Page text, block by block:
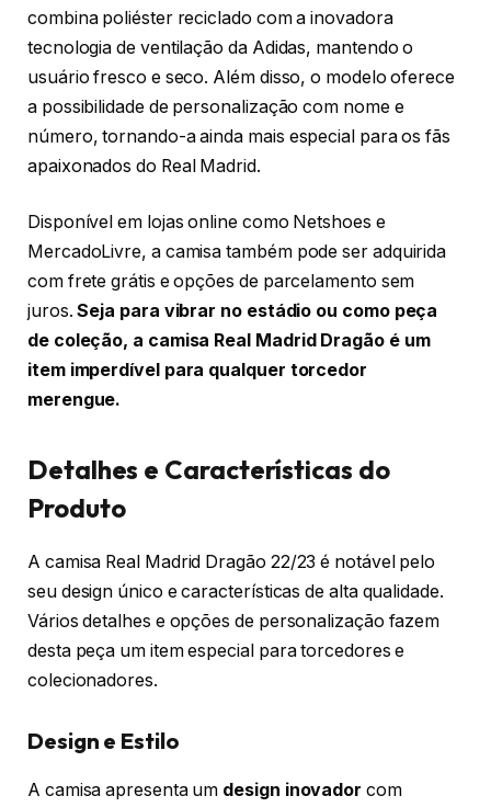
combina poliéster reciclado com a inovadora
tecnologia de ventilação da Adidas, mantendo o
usuário fresco e seco. Além disso, o modelo oferece
a possibilidade de personalização com nome e
número, tornando-a ainda mais especial para os fãs
apaixonados do Real Madrid.
Disponível em lojas online como Netshoes e
MercadoLivre, a camisa também pode ser adquirida
com frete grátis e opções de parcelamento sem
juros.Seja para vibrar no estádio ou como peça
de coleção, a camisa Real Madrid Dragão é um
item imperdível para qualquer torcedor
merengue.
Detalhes e Características do
Produto
A camisa Real Madrid Dragão 22/23 é notável pelo
seu design único e características de alta qualidade.
Vários detalhes e opções de personalização fazem
desta peça um item especial para torcedores e
colecionadores.
Design e Estilo
A camisa apresenta um design inovador com